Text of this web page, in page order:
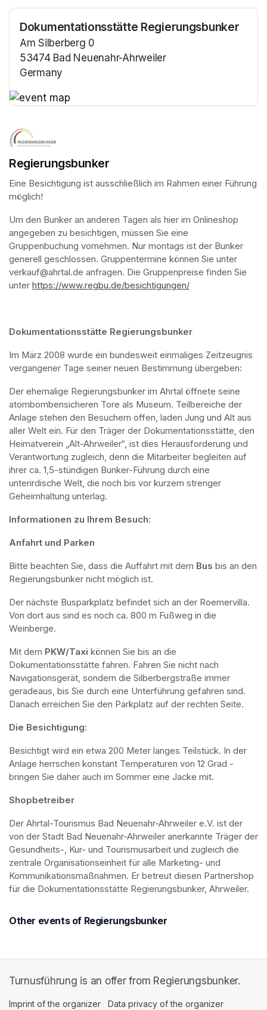
Dokumentationsstätte Regierungsbunker
Am Silberberg 0
53474 Bad Neuenahr-Ahrweiler
Germany
Regierungsbunker
Eine Besichtigung ist ausschließlich im Rahmen einer Führung
möglich!
Um den Bunker an anderen Tagen als hier im Onlineshop
angegeben zu besichtigen, müssen Sie eine
Gruppenbuchung vornehmen. Nur montags ist der Bunker
generell geschlossen. Gruppentermine können Sie unter
verkauf@ahrtal.de anfragen. Die Gruppenpreise finden Sie
unter https://www.regbu.de/besichtigungen/
Dokumentationsstätte Regierungsbunker
Im März 2008 wurde ein bundesweit einmaliges Zeitzeugnis
vergangener Tage seiner neuen Bestimmung übergeben:
Der ehemalige Regierungsbunker im Ahrtal öffnete seine
atombombensicheren Tore als Museum. Teilbereiche der
Anlage stehen den Besuchern offen, laden Jung und Alt aus
aller Welt ein. Für den Träger der Dokumentationsstätte, den
Heimatverein „Alt-Ahrweiler“, ist dies Herausforderung und
Verantwortung zugleich, denn die Mitarbeiter begleiten auf
ihrer ca. 1,5-stündigen Bunker-Führung durch eine
unterirdische Welt, die noch bis vor kurzem strenger
Geheimhaltung unterlag.
Informationen zu Ihrem Besuch:
Anfahrt und Parken
Bitte beachten Sie, dass die Auffahrt mit dem Bus bis an den
Regierungsbunker nicht möglich ist.
Der nächste Busparkplatz befindet sich an der Roemervilla.
Von dort aus sind es noch ca. 800 m Fußweg in die
Weinberge.
Mit dem PKW/Taxi können Sie bis an die
Dokumentationsstätte fahren. Fahren Sie nicht nach
Navigationsgerät, sondern die Silberbergstraße immer
geradeaus, bis Sie durch eine Unterführung gefahren sind.
Danach erreichen Sie den Parkplatz auf der rechten Seite.
Die Besichtigung:
Besichtigt wird ein etwa 200 Meter langes Teilstück. In der
Anlage herrschen konstant Temperaturen von 12 Grad -
bringen Sie daher auch im Sommer eine Jacke mit.
Shopbetreiber
Der Ahrtal-Tourismus Bad Neuenahr-Ahrweiler e.V. ist der
von der Stadt Bad Neuenahr-Ahrweiler anerkannte Träger der
Gesundheits-, Kur- und Tourismusarbeit und zugleich die
zentrale Organisationseinheit für alle Marketing- und
Kommunikationsmaßnahmen. Er betreut diesen Partnershop
für die Dokumentationsstätte Regierungsbunker, Ahrweiler.
Other events of Regierungsbunker
Turnusführung is an offer from Regierungsbunker.
Imprint of the organizer (opens in a new tab)
Data privacy of the organizer